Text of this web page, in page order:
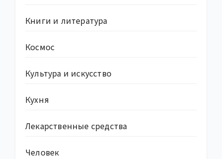
Книги и литература
Космос
Культура и искусство
Кухня
Лекарственные средства
Человек